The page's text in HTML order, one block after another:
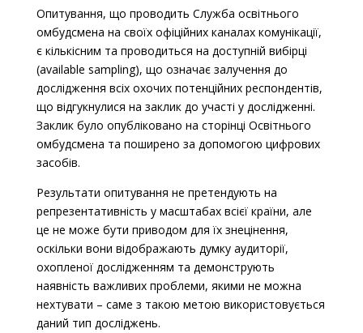
Опитування, що проводить Служба освітнього
омбудсмена на своїх офіційних каналах комунікації,
є кількісним та проводиться на доступній вибірці
(available sampling), що означає залучення до
дослідження всіх охочих потенційних респондентів,
що відгукнулися на заклик до участі у дослідженні.
Заклик було опубліковано на сторінці Освітнього
омбудсмена та поширено за допомогою цифрових
засобів.
Результати опитування не претендують на
репрезентативність у масштабах всієї країни, але
це не може бути приводом для їх знецінення,
оскільки вони відображають думку аудиторії,
охопленої дослідженням та демонструють
наявність важливих проблеми, якими не можна
нехтувати – саме з такою метою використовується
даний тип досліджень.